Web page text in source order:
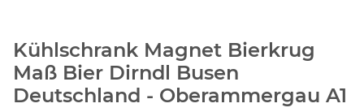
Kühlschrank Magnet Bierkrug
Maß Bier Dirndl Busen
Deutschland - Oberammergau A1